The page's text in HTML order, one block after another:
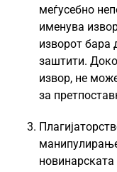
меѓусебно
именува
изворот бара
заштити.
извор, не
за